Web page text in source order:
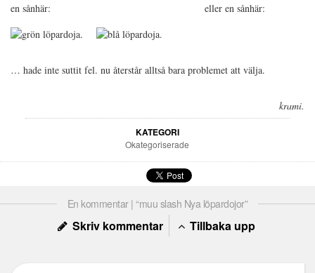
en sånhär: eller en sånhär:
… hade inte suttit fel. nu återstår alltså bara problemet att välja.
krami.
KATEGORI
Okategoriserade
En kommentar | “muu slash Nya löpardojor”
Skriv kommentar Tillbaka upp